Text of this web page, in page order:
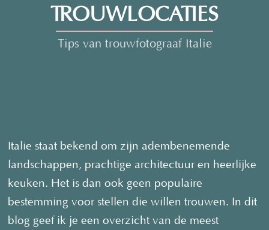
TROUWLOCATIES
Tips van trouwfotograaf Italie
Italie staat bekend om zijn adembenemende
landschappen, prachtige architectuur en heerlijke
keuken. Het is dan ook geen populaire
bestemming voor stellen die willen trouwen. In dit
blog geef ik je een overzicht van de meest